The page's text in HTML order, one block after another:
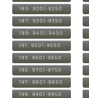
185: 9201-9250
187: 9301-9350
189: 9401-9450
191: 9501-9550
193: 9601-9650
195: 9701-9750
197: 9801-9850
199: 9901-9950